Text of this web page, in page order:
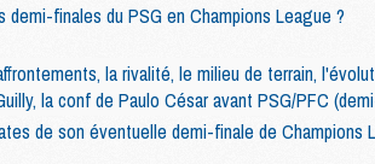
demi-finales du PSG en Champions League ?
la rivalité, le milieu de terrain,
la conf de Paulo César avant PSG/PFC
de son éventuelle demi-finale de Champions